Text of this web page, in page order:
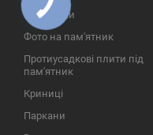
Надгробки
Фото на пам'ятник
Протиусадкові плити під
пам'ятник
Криниці
Паркани
КНОПКА
ЗВ'ЯЗКУ